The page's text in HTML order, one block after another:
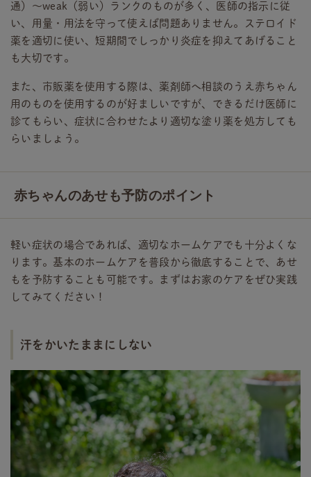
通）～weak（弱い）ランクのものが多く、医師の指示に従
い、用量・用法を守って使えば問題ありません。ステロイド
薬を適切に使い、短期間でしっかり炎症を抑えてあげること
も大切です。
また、市販薬を使用する際は、薬剤師へ相談のうえ赤ちゃん
用のものを使用するのが好ましいですが、できるだけ医師に
診てもらい、症状に合わせたより適切な塗り薬を処方しても
らいましょう。
赤ちゃんのあせも予防のポイント
軽い症状の場合であれば、適切なホームケアでも十分よくな
ります。基本のホームケアを普段から徹底することで、あせ
もを予防することも可能です。まずはお家のケアをぜひ実践
してみてください！
汗をかいたままにしない